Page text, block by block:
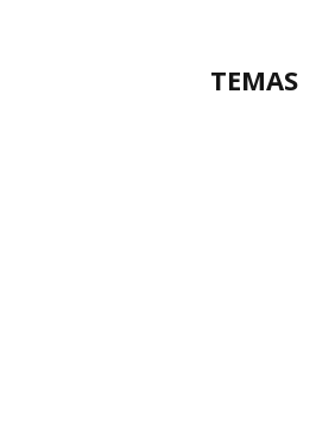
TEMAS